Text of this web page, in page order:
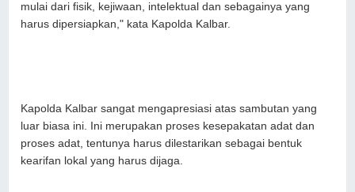
mulai dari fisik, kejiwaan, intelektual dan sebagainya yang
harus dipersiapkan," kata Kapolda Kalbar.
Kapolda Kalbar sangat mengapresiasi atas sambutan yang
luar biasa ini. Ini merupakan proses kesepakatan adat dan
proses adat, tentunya harus dilestarikan sebagai bentuk
kearifan lokal yang harus dijaga.